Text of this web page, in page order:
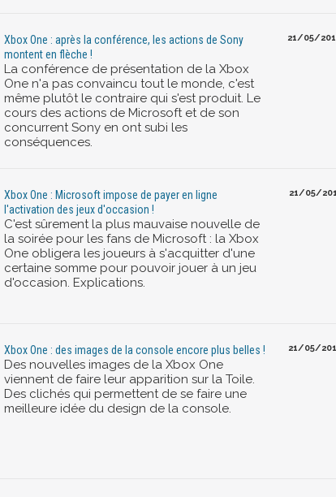
Xbox One : après la conférence, les actions de Sony
montent en flèche !
La conférence de présentation de la Xbox
One n'a pas convaincu tout le monde, c'est
même plutôt le contraire qui s'est produit. Le
cours des actions de Microsoft et de son
concurrent Sony en ont subi les
conséquences.
21/05/
Xbox One : Microsoft impose de payer en ligne
l'activation des jeux d'occasion !
C'est sûrement la plus mauvaise nouvelle de
la soirée pour les fans de Microsoft : la Xbox
One obligera les joueurs à s'acquitter d'une
certaine somme pour pouvoir jouer à un jeu
d'occasion. Explications.
21/05/
Xbox One : des images de la console encore plus belles !
Des nouvelles images de la Xbox One
viennent de faire leur apparition sur la Toile.
Des clichés qui permettent de se faire une
meilleure idée du design de la console.
21/05/